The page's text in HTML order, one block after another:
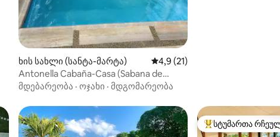
ხის სახლი (სანტა-მარტა) საშუალო შეფასებაა 5‑დან
4,9 (21)
Antonella Cabaña-Casa (Sabana de
Bonda).
მდებარეობა · ოჯახი · მდგომარეობა
სტუმართა რჩეული
სტუმართა